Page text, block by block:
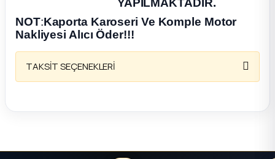
Parça
NOT:Kaporta Karoseri Ve Komple Motor
Nakliyesi Alıcı Öder!!!
TAKSİT SEÇENEKLERİ